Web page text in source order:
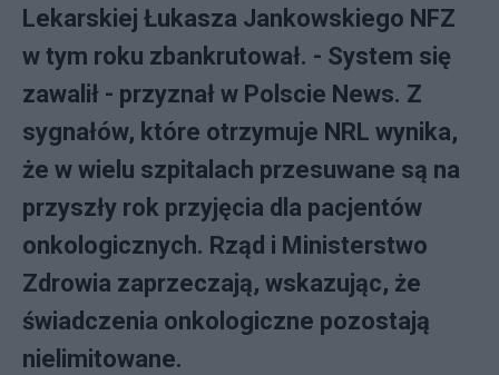
Lekarskiej Łukasza Jankowskiego NFZ
w tym roku zbankrutował. - System się
zawalił - przyznał w Polscie News. Z
sygnałów, które otrzymuje NRL wynika,
że w wielu szpitalach przesuwane są na
przyszły rok przyjęcia dla pacjentów
onkologicznych. Rząd i Ministerstwo
Zdrowia zaprzeczają, wskazując, że
świadczenia onkologiczne pozostają
nielimitowane.